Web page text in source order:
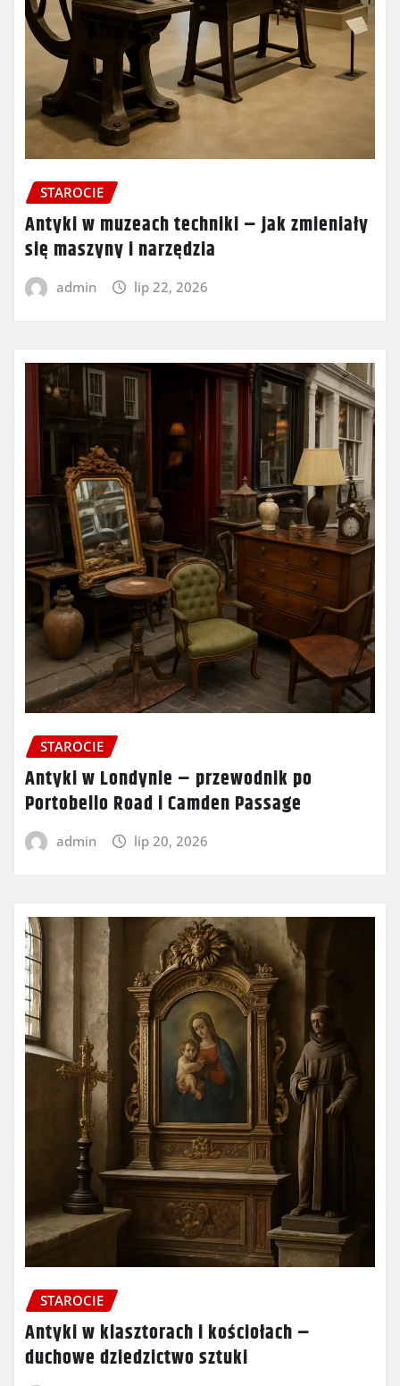
STAROCIE
Antyki w muzeach techniki – jak zmieniały
się maszyny i narzędzia
admin lip 22, 2026
STAROCIE
Antyki w Londynie – przewodnik po
Portobello Road i Camden Passage
admin lip 20, 2026
STAROCIE
Antyki w klasztorach i kościołach –
duchowe dziedzictwo sztuki